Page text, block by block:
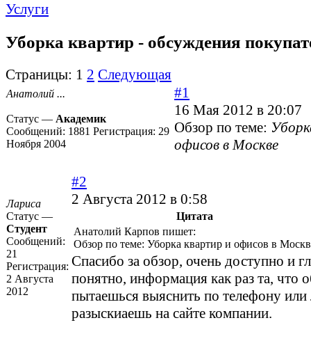
Услуги
Уборка квартир - обсуждения
Страницы: 1 2 Следующая
Анатолий ...
Статус — Академик
Сообщений: 1881 Регистрация: 29
Ноября 2004
#1
16 Мая 2012 в 20:07
Обзор по теме:
офисов в Москве
Лариса
Статус —
Студент
Сообщений:
21
Регистрация:
2 Августа
2012
#2
2 Августа 2012 в 0:58
Цитата
Анатолий Карпов пишет:
Обзор по теме: Уборка квартир и офисов в
Спасибо за обзор, очень доступно и
понятно, информация как раз та, что
пытаешься выяснить по телефону
разыскиаешь на сайте компании.